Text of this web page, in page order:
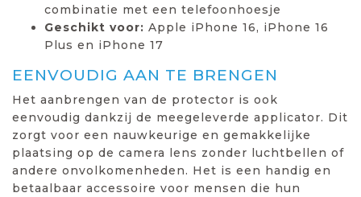
combinatie met een telefoonhoesje
Geschikt voor: Apple iPhone 16, iPhone 16
Plus en iPhone 17
EENVOUDIG AAN TE BRENGEN
Het aanbrengen van de protector is ook
eenvoudig dankzij de meegeleverde applicator. Dit
zorgt voor een nauwkeurige en gemakkelijke
plaatsing op de camera lens zonder luchtbellen of
andere onvolkomenheden. Het is een handig en
betaalbaar accessoire voor mensen die hun